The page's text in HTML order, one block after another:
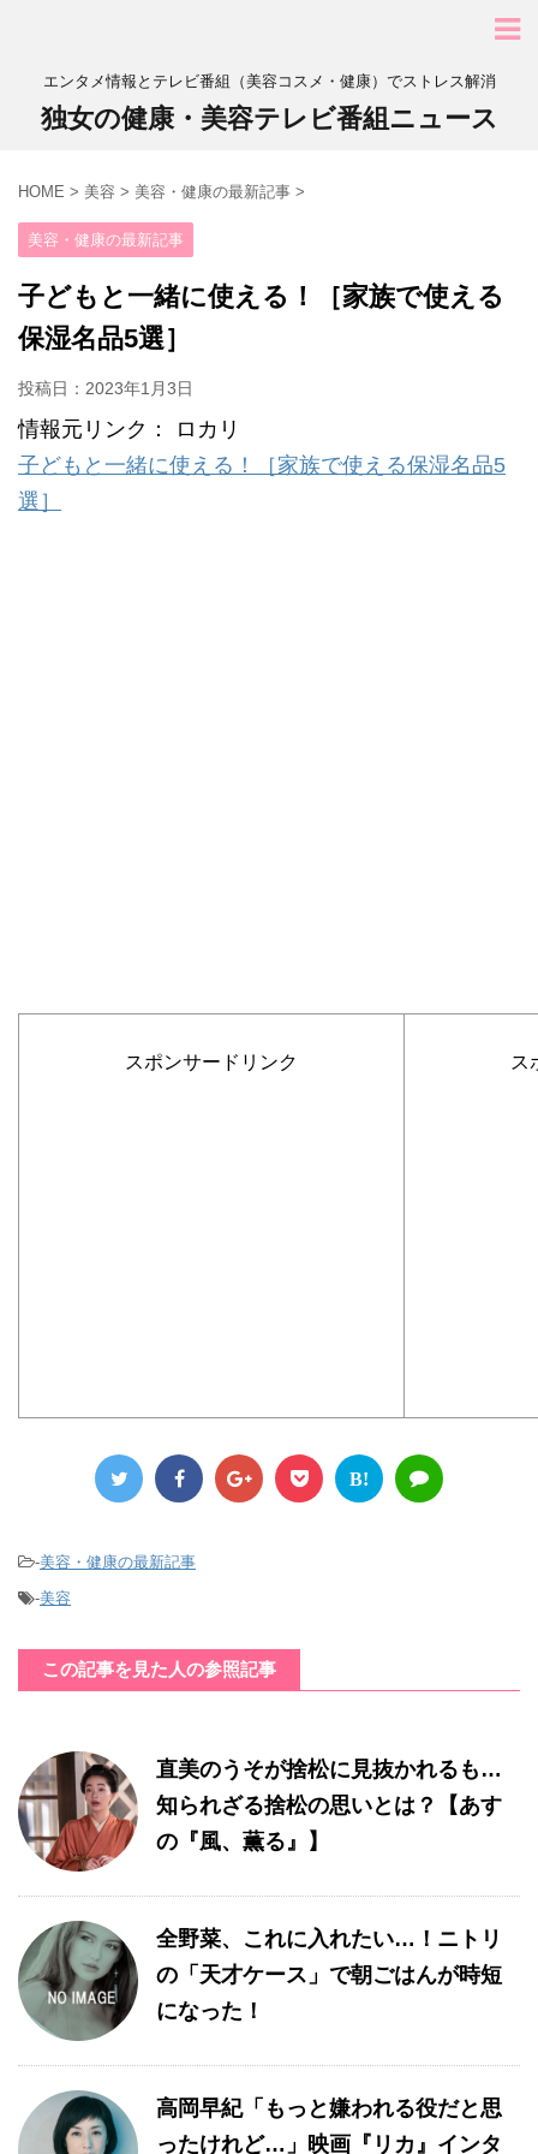
エンタメ情報とテレビ番組（美容コスメ・健康）でストレス解消
独女の健康・美容テレビ番組ニュース
HOME > 美容 > 美容・健康の最新記事 >
美容・健康の最新記事
子どもと一緒に使える！［家族で使える
保湿名品5選］
投稿日： 2023年1月3日
情報元リンク： ロカリ
子どもと一緒に使える！［家族で使える保湿名品5
選］
スポンサードリンク ス
B!
-美容・健康の最新記事
-美容
この記事を見た人の参照記事
直美のうそが捨松に見抜かれるも…
知られざる捨松の思いとは？【あす
の『風、薫る』】
全野菜、これに入れたい…！ニトリ
の「天才ケース」で朝ごはんが時短
になった！
高岡早紀「もっと嫌われる役だと思
ったけれど…」映画『リカ』インタ